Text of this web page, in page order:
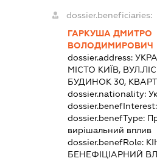
dossier.beneficiaries:
ГАРКУША ДМИТРО
ВОЛОДИМИРОВИЧ
dossier.address:
МІСТО КИЇВ,
БУДИНОК 30,
dossier.nationality:
dossier.benefInterest:
dossier.benefType:
вирішальний вплив
dossier.benefRole:
БЕНЕФІЦІАРНИЙ